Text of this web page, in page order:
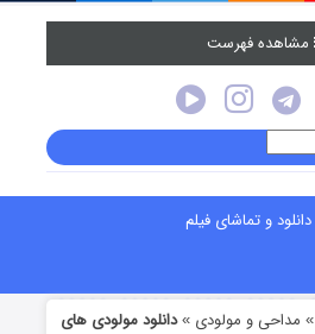
مشاهده فهرست
دانلود و تماشای فیلم
» مداحی و مولودی »دانلود مولودی های